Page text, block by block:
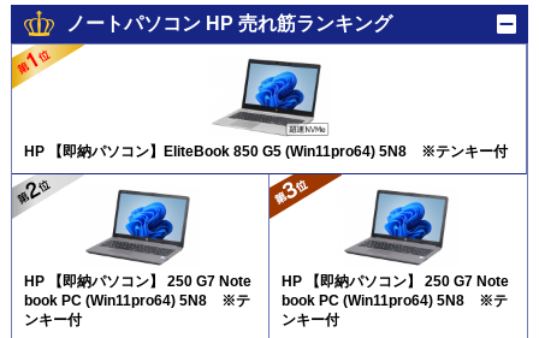
ノートパソコン HP 売れ筋ランキング
HP 【即納パソコン】EliteBook 850 G5 (Win11pro64) 5N8 ※テンキー付
HP 【即納パソコン】 250 G7 Note
book PC (Win11pro64) 5N8 ※テ
ンキー付
HP 【即納パソコン】 250 G7 Note
book PC (Win11pro64) 5N8 ※テ
ンキー付